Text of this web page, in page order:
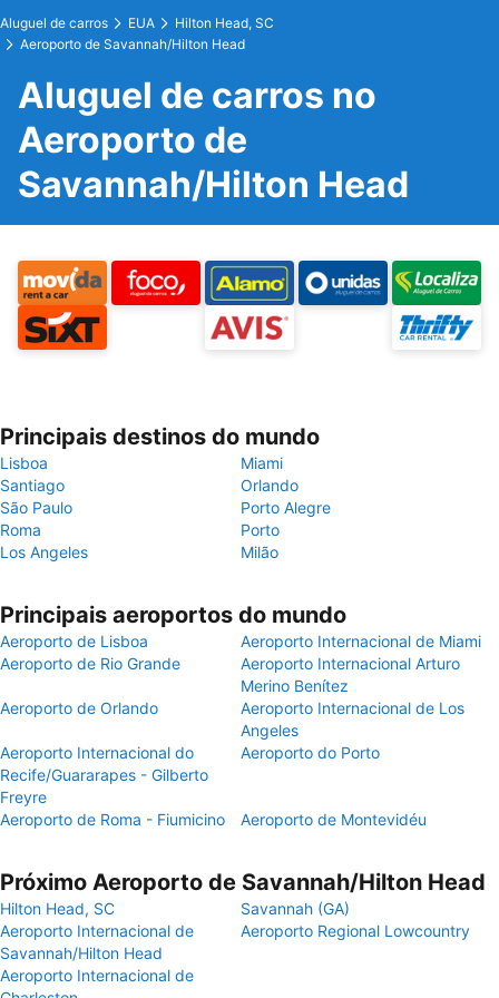
Aluguel de carros EUA
Hilton Head, SC
Aeroporto de Savannah/Hilton Head
Aluguel de carros no
Aeroporto de
Savannah/Hilton Head
Principais destinos do mundo
Lisboa
Miami
Santiago
Orlando
São Paulo
Porto Alegre
Roma
Porto
Los Angeles
Milão
Principais aeroportos do mundo
Aeroporto de Lisboa
Aeroporto Internacional de Miami
Aeroporto de Rio Grande
Aeroporto Internacional Arturo
Merino Benítez
Aeroporto de Orlando
Aeroporto Internacional de Los
Angeles
Aeroporto Internacional do
Recife/Guararapes - Gilberto
Freyre
Aeroporto do Porto
Aeroporto de Roma - Fiumicino Aeroporto de Montevidéu
Próximo Aeroporto de Savannah/Hilton Head
Hilton Head, SC
Savannah (GA)
Aeroporto Internacional de
Savannah/Hilton Head
Aeroporto Regional Lowcountry
Aeroporto Internacional de